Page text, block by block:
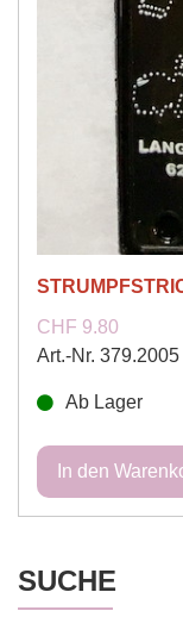
CHF 9.80
Art.-Nr. 379.2005
Ab Lager
SUCHE